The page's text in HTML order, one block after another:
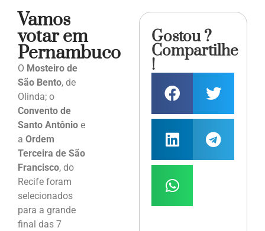
Vamos
votar em
Pernambuco
O Mosteiro de
São Bento, de
Olinda; o
Convento de
Santo Antônio e
a Ordem
Terceira de São
Francisco, do
Recife foram
selecionados
para a grande
final das 7
Gostou ?
Compartilhe
!